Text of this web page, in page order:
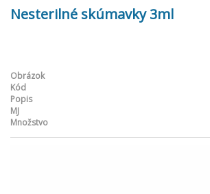
Nesterilné skúmavky 3ml
Obrázok
Kód
Popis
MJ
Množstvo